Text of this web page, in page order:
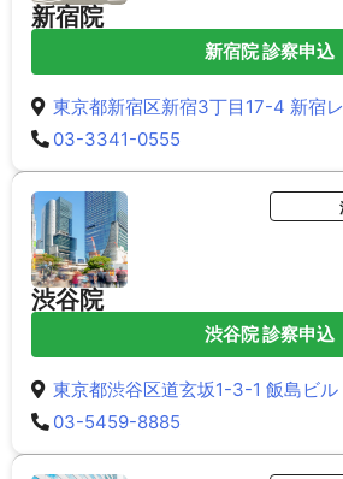
新宿院
新宿院 診察申込
東京都新宿区新宿3丁目17-4 新宿
03-3341-0555
渋谷院
渋谷院 診察申込
東京都渋谷区道玄坂1-3-1 飯島ビル
03-5459-8885